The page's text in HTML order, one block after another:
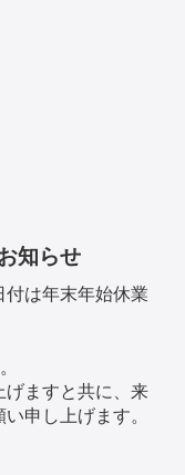
知らせ
は年末年始休業
げますと共に、来
申し上げます。